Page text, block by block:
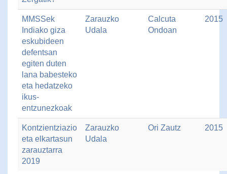
MMSSek
Indiako giza
eskubideen
defentsan
egiten duten
lana babesteko
eta hedatzeko
ikus-
entzunezkoak
Zarauzko
Udala
Calcuta
Ondoan
2015
Kontzientziazio
eta elkartasun
zarauztarra
2019
Zarauzko
Udala
Ori Zautz 2015